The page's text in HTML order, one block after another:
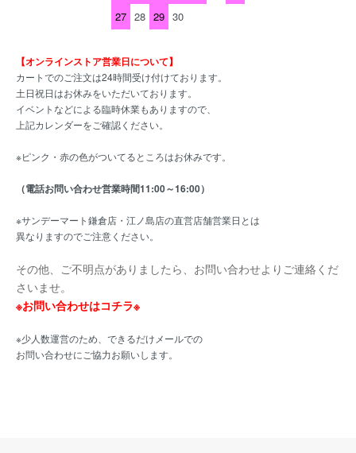
27 28 29 30
【オンラインストア営業日について】
カートでのご注文は24時間受け付けております。
土日祝日はお休みをいただいております。
イベントなどによる臨時休業もありますので、
上記カレンダーをご確認ください。
※ピンク・赤の色がついてるところはお休みです。
（電話お問い合わせ営業時間11:00～16:00）
※サンデーマート鎌倉店・江ノ島店の直営店舗営業日とは
異なりますのでご注意ください。
その他、ご不明点がありましたら、お問い合わせよりご連絡くだ
さいませ。
※お問い合わせはコチラ※
※少人数運営のため、できるだけメールでの
お問い合わせにご協力お願いします。